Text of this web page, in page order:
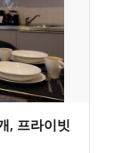
, 프라이빗